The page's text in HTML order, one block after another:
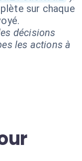
sur chaque
décisions
les actions à